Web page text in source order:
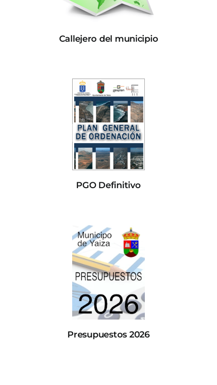
Callejero del municipio
PGO Definitivo
Presupuestos 2026